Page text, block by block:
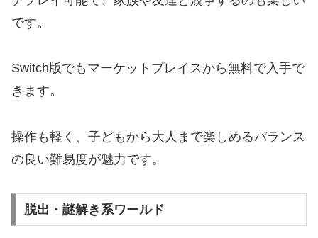
です。
Switch版でもマーケットプレイスから無料で入手で
きます。
操作も軽く、子どもから大人まで楽しめるバランス
の良い難易度が魅力です。
脱出・謎解き系ワールド